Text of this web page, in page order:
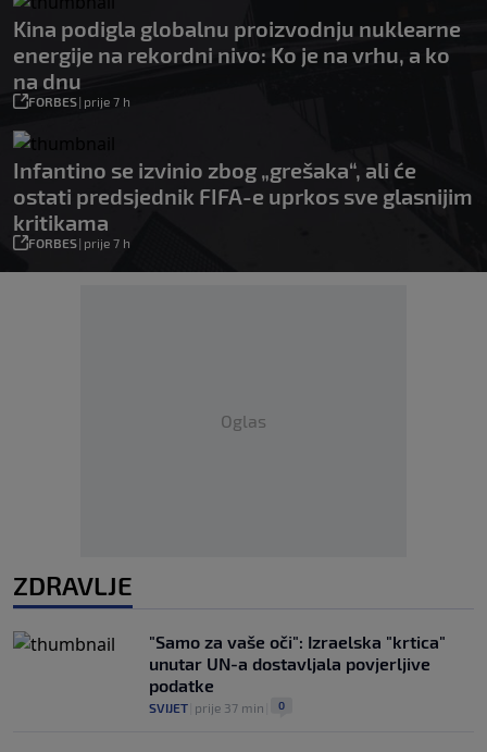
Kina podigla globalnu proizvodnju nuklearne
energije na rekordni nivo: Ko je na vrhu, a ko
na dnu
FORBES| prije 7 h
Infantino se izvinio zbog „grešaka“, ali će
ostati predsjednik FIFA-e uprkos sve glasnijim
kritikama
FORBES| prije 7 h
Oglas
ZDRAVLJE
"Samo za vaše oči": Izraelska "krtica"
unutar UN-a dostavljala povjerljive
podatke
SVIJET prije 37 min 0